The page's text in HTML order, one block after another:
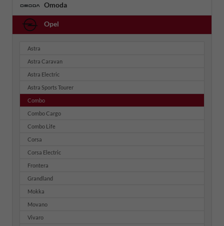
Omoda
Opel
Astra
Astra Caravan
Astra Electric
Astra Sports Tourer
Combo
Combo Cargo
Combo Life
Corsa
Corsa Electric
Frontera
Grandland
Mokka
Movano
Vivaro